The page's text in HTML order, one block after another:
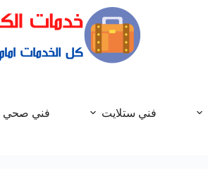
فني ستلايت فني صحي